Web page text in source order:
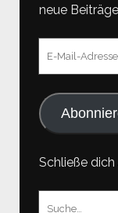
neue
Schließe